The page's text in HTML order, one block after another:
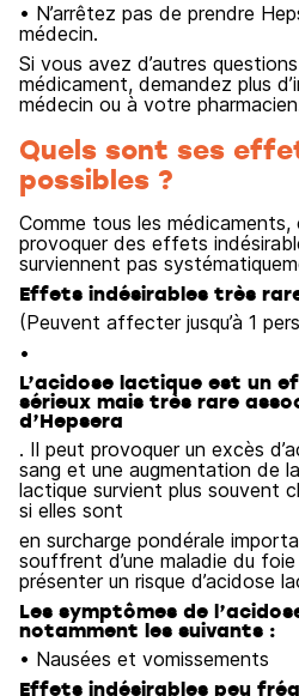
• N’arrêtez pas de prendre
médecin.
Si vous avez d’autres
médicament, demandez plus
médecin ou à votre
Quels sont ses
possibles ?
Comme tous les
provoquer des effets
surviennent pas
Effets indésirables très
(Peuvent affecter jusqu’à 1
•
L’acidose lactique est un
sérieux mais très rare
d’Hepsera
. Il peut provoquer un excès
sang et une augmentation de
lactique survient plus souvent
si elles sont
en surcharge pondérale
souffrent d’une maladie du
présenter un risque d’acidose
Les symptômes de
notamment les suivants :
• Nausées et vomissements
Effets indésirables peu